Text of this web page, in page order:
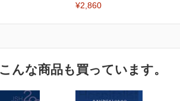
¥2,860
んな商品も買っています。